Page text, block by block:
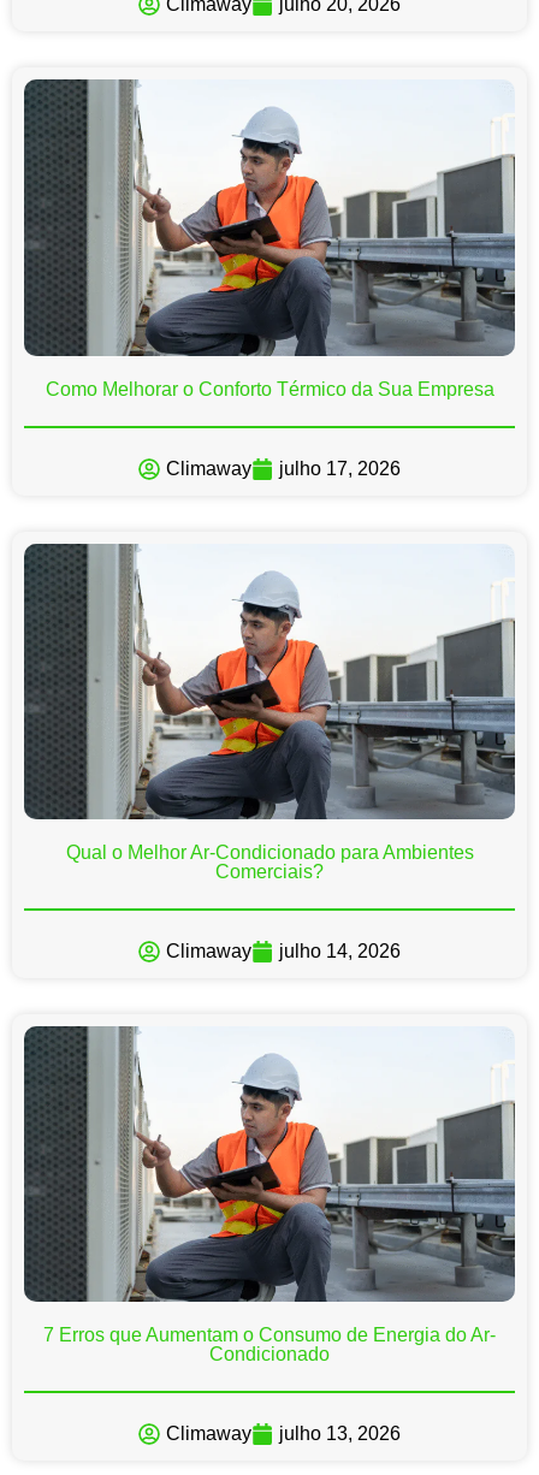
Climaway julho 20, 2026
Como Melhorar o Conforto Térmico da Sua Empresa
Climaway julho 17, 2026
Qual o Melhor Ar-Condicionado para Ambientes
Comerciais?
Climaway julho 14, 2026
7 Erros que Aumentam o Consumo de Energia do Ar-
Condicionado
Climaway julho 13, 2026